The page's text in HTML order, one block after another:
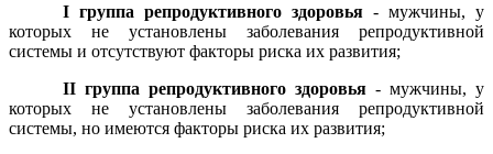
I группа репродуктивного здоровья - мужчины, у
которых не установлены заболевания репродуктивной
системы и отсутствуют факторы риска их развития;
II группа репродуктивного здоровья - мужчины, у
которых не установлены заболевания репродуктивной
системы, но имеются факторы риска их развития;